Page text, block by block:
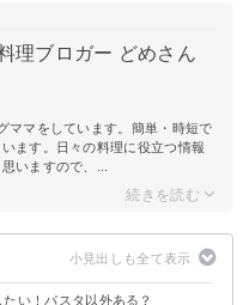
理ブロガー どめさん
ママをしています。簡単・時短で
ます。日々の料理に役立つ情報
いますので、...
い！パスタ以外ある？